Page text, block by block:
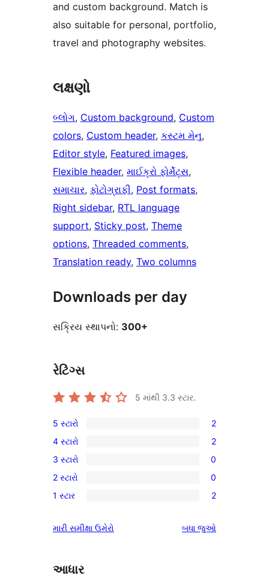
and custom background. Match is
also suitable for personal, portfolio,
travel and photography websites.
લક્ષણો
બ્લોગ, Custom background, Custom
colors, Custom header, કસ્ટમ મેનુ
Editor style, Featured images
Flexible header, માઈક્રો ફોર્મેટ્સ
સમાચાર, ફોટોગ્રાફી, Post formats
Right sidebar, RTL language
support, Sticky post, Theme
options, Threaded comments
Translation ready, Two columns
Downloads per day
સક્રિય સ્થાપનો: 300+
રેટિંગ્સ
5 માંથી 3.3 સ્ટાર.
2
5-
સ્ટાર
સમીક્ષાઓ
5 સ્ટારો 2
2
4-
સ્ટાર
સમીક્ષાઓ
4 સ્ટારો 2
0
3-
સ્ટાર
3 સ્ટારો 0
0
2-
સમીક્ષાઓ
2 સ્ટારો 0
2
સ્ટાર
1 સ્ટાર 2
મારી સમીક્ષા ઉમેરો બધા સમીક્ષાઓ
જુઓ
આધાર